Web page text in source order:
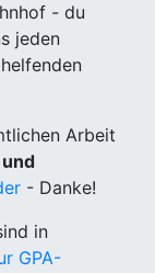
- du
jeden
Arbeit
- Danke!
in
GPA-